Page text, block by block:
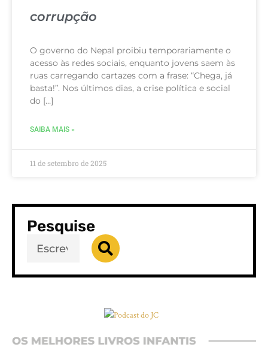
corrupção
O governo do Nepal proibiu temporariamente o
acesso às redes sociais, enquanto jovens saem às
ruas carregando cartazes com a frase: “Chega, já
basta!”. Nos últimos dias, a crise política e social
do […]
SAIBA MAIS »
11 de setembro de 2025
Pesquise